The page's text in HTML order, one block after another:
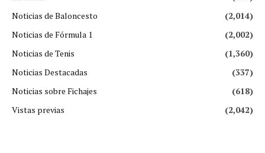
Noticias de Baloncesto
(2,014)
Noticias de Fórmula 1
(2,002)
Noticias de Tenis
(1,360)
Noticias Destacadas
(337)
Noticias sobre Fichajes
(618)
Vistas previas
(2,042)